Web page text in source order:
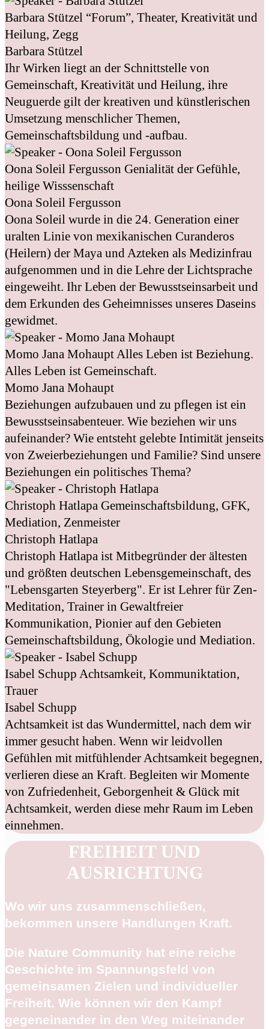
Barbara Stützel “Forum”, Theater, Kreativität und
Heilung, Zegg
Barbara Stützel
Ihr Wirken liegt an der Schnittstelle von
Gemeinschaft, Kreativität und Heilung, ihre
Neuguerde gilt der kreativen und künstlerischen
Umsetzung menschlicher Themen,
Gemeinschaftsbildung und -aufbau.
Oona Soleil Fergusson Genialität der Gefühle,
heilige Wisssenschaft
Oona Soleil Fergusson
Oona Soleil wurde in die 24. Generation einer
uralten Linie von mexikanischen Curanderos
(Heilern) der Maya und Azteken als Medizinfrau
aufgenommen und in die Lehre der Lichtsprache
eingeweiht. Ihr Leben der Bewusstseinsarbeit und
dem Erkunden des Geheimnisses unseres Daseins
gewidmet.
Momo Jana MohauptAlles Leben ist Beziehung.
Alles Leben ist Gemeinschaft.
Momo Jana Mohaupt
Beziehungen aufzubauen und zu pflegen ist ein
Bewusstseinsabenteuer. Wie beziehen wir uns
aufeinander? Wie entsteht gelebte Intimität jenseits
von Zweierbeziehungen und Familie? Sind unsere
Beziehungen ein politisches Thema?
Christoph Hatlapa Gemeinschaftsbildung, GFK,
Mediation, Zenmeister
Christoph Hatlapa
Christoph Hatlapa ist Mitbegründer der ältesten
und größten deutschen Lebensgemeinschaft, des
"Lebensgarten Steyerberg". Er ist Lehrer für Zen-
Meditation, Trainer in Gewaltfreier
Kommunikation, Pionier auf den Gebieten
Gemeinschaftsbildung, Ökologie und Mediation.
Isabel Schupp Achtsamkeit, Kommuniktation,
Trauer
Isabel Schupp
Achtsamkeit ist das Wundermittel, nach dem wir
immer gesucht haben. Wenn wir leidvollen
Gefühlen mit mitfühlender Achtsamkeit begegnen,
verlieren diese an Kraft. Begleiten wir Momente
von Zufriedenheit, Geborgenheit & Glück mit
Achtsamkeit, werden diese mehr Raum im Leben
einnehmen.
FREIHEIT UND
AUSRICHTUNG
Wo wir uns zusammenschließen,
bekommen unsere Handlungen Kraft.
Die Nature Community hat eine reiche
Geschichte im Spannungsfeld von
gemeinsamen Zielen und individueller
Freiheit. Wie können wir den Kampf
gegeneinander in den Weg miteinander